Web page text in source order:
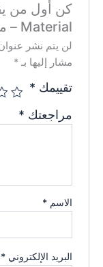
Material – مادة ملئ فراغات السيراميك”
لن يتم نشر
مشار إليها بـ*
تقييمك *
مراجعتك *
الاسم*
البريد الإلكتروني*